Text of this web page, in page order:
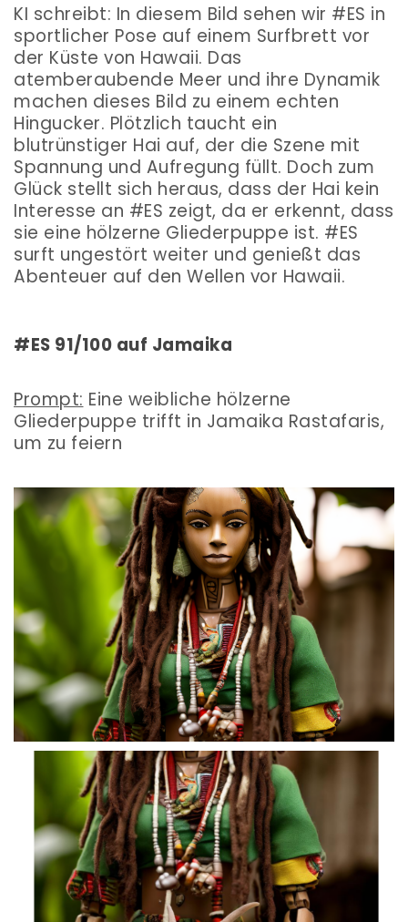
KI schreibt: In diesem Bild sehen wir #ES in
sportlicher Pose auf einem Surfbrett vor
der Küste von Hawaii. Das
atemberaubende Meer und ihre Dynamik
machen dieses Bild zu einem echten
Hingucker. Plötzlich taucht ein
blutrünstiger Hai auf, der die Szene mit
Spannung und Aufregung füllt. Doch zum
Glück stellt sich heraus, dass der Hai kein
Interesse an #ES zeigt, da er erkennt, dass
sie eine hölzerne Gliederpuppe ist. #ES
surft ungestört weiter und genießt das
Abenteuer auf den Wellen vor Hawaii.
#ES 91/100 auf Jamaika
Prompt: Eine weibliche hölzerne
Gliederpuppe trifft in Jamaika Rastafaris,
um zu feiern